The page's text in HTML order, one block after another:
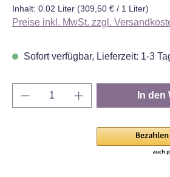
Inhalt: 0.02 Liter (309,50 € / 1 Liter)
Preise inkl. MwSt. zzgl.
Sofort verfügbar, Lieferzeit: 1-3
Produkt Anzahl: Gib den
In den